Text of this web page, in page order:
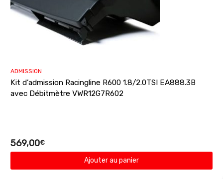
ADMISSION
Kit d’admission Racingline R600 1.8/2.0TSI EA888.3B
avec Débitmètre VWR12G7R602
569,00€
Ajouter au panier